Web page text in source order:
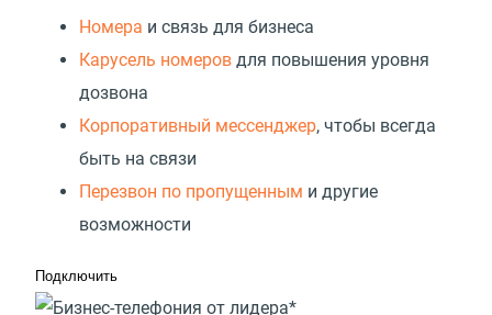
Номера и связь для бизнеса
Карусель номеров для повышения уровня
дозвона
Корпоративный мессенджер, чтобы всегда
быть на связи
Перезвон по пропущенным и другие
возможности
Подключить